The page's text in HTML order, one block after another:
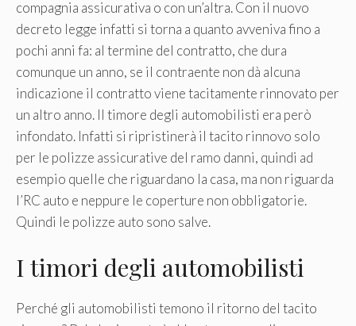
compagnia assicurativa o con un’altra. Con il nuovo
decreto legge infatti si torna a quanto avveniva fino a
pochi anni fa: al termine del contratto, che dura
comunque un anno, se il contraente non dà alcuna
indicazione il contratto viene tacitamente rinnovato per
un altro anno. Il timore degli automobilisti era però
infondato. Infatti si ripristinerà il tacito rinnovo solo
per le polizze assicurative del ramo danni, quindi ad
esempio quelle che riguardano la casa, ma non riguarda
l’RC auto e neppure le coperture non obbligatorie.
Quindi le polizze auto sono salve.
I timori degli automobilisti
Perché gli automobilisti temono il ritorno del tacito